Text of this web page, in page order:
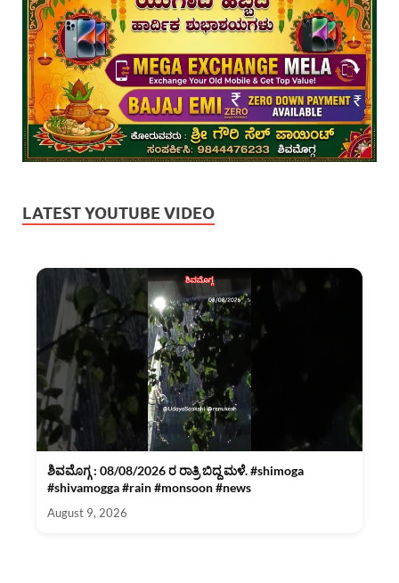
LATEST YOUTUBE VIDEO
ಶಿವಮೊಗ್ಗ : 08/08/2026 ರ ರಾತ್ರಿ ಬಿದ್ದ ಮಳೆ. #shimoga
#shivamogga #rain #monsoon #news
August 9, 2026